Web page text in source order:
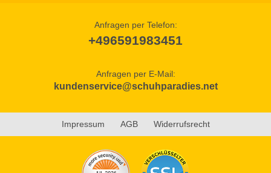
Anfragen per Telefon:
+496591983451
Anfragen per E-Mail:
kundenservice@schuhparadies.net
Impressum AGB Widerrufsrecht